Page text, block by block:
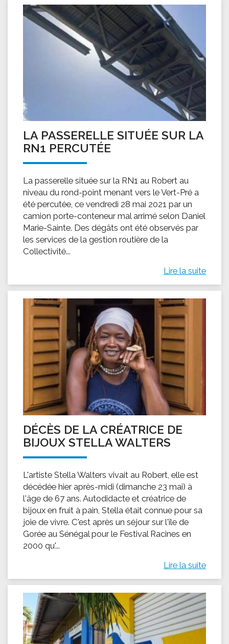
LA PASSERELLE SITUÉE SUR LA
RN1 PERCUTÉE
La passerelle située sur la RN1 au Robert au
niveau du rond-point menant vers le Vert-Pré a
été percutée, ce vendredi 28 mai 2021 par un
camion porte-conteneur mal arrimé selon Daniel
Marie-Sainte. Des dégâts ont été observés par
les services de la gestion routière de la
Collectivité...
Lire la suite
DÉCÈS DE LA CRÉATRICE DE
BIJOUX STELLA WALTERS
L'artiste Stella Walters vivait au Robert, elle est
décédée hier après-midi (dimanche 23 mai) à
l'âge de 67 ans. Autodidacte et créatrice de
bijoux en fruit à pain, Stella était connue pour sa
joie de vivre. C'est après un séjour sur l'île de
Gorée au Sénégal pour le Festival Racines en
2000 qu'...
Lire la suite